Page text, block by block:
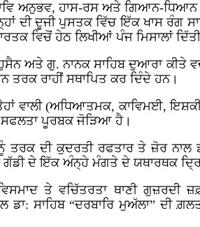
ਅਨੁਭਵ, ਹਾਸ-ਰਸ ਅਤੇ ਗਿਆਨ-ਧਿਆਨ
ਦੀ ਦੂਜੀ ਪੁਸਤਕ ਵਿੱਚ ਇੱਕ ਖਾਸ ਰੰਗ
ਵਿਚੋਂ ਹੇਠ ਲਿਖੀਆਂ ਪੰਜ ਮਿਸਾਲਾਂ
ਹੁਸੈਨ ਅਤੇ ਗੁ. ਨਾਨਕ ਸਾਹਿਬ ਦੁਆਰਾ
ਰਾਹੀਂ ਸਥਾਪਿਤ ਕਰ ਦਿੰਦੇ ਹਨ।
ਵਾਲੀ (ਅਧਿਆਤਮਕ, ਕਾਵਿਮਈ,
ਸਫਲਤਾ ਪੂਰਬਕ ਜੋੜਿਆ ਹੈ।
ਤਰਕ ਦੀ ਕੁਦਰਤੀ ਰਫਤਾਰ ਤੇ ਜ਼ੋਰ ਨਾਲ
ਦੇ ਇੱਕ ਅੰਨ੍ਹੇ ਮੰਗਤੇ ਦੇ ਯਥਾਰਥਕ
ਤੇ ਵਚਿੱਤਰਤਾ ਥਾਣੀ ਗੁਜ਼ਰਦੀ
ਡਾ: ਸਾਹਿਬ “ਦਰਬਾਰਿ ਮੁਅੱਲਾ” ਦੀ